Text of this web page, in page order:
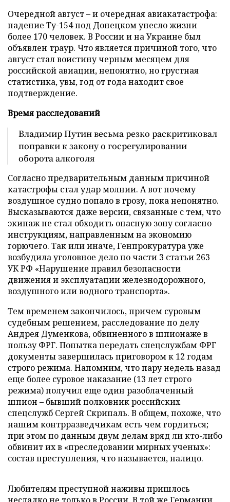
Очередной август – и очередная авиакатастрофа:
падение Ту-154 под Донецком унесло жизни
более 170 человек. В России и на Украине был
объявлен траур. Что является причиной того, что
август стал воистину черным месяцем для
российской авиации, непонятно, но грустная
статистика, увы, год от года находит свое
подтверждение.
Время расследований
Владимир Путин весьма резко раскритиковал
поправки к закону о госрегулировании
оборота алкоголя
Согласно предварительным данным причиной
катастрофы стал удар молнии. А вот почему
воздушное судно попало в грозу, пока непонятно.
Высказываются даже версии, связанные с тем, что
экипаж не стал обходить опасную зону согласно
инструкциям, направленным на экономию
горючего. Так или иначе, Генпрокуратура уже
возбудила уголовное дело по части 3 статьи 263
УК РФ «Нарушение правил безопасности
движения и эксплуатации железнодорожного,
воздушного или водного транспорта».
Тем временем закончилось, причем суровым
судебным решением, расследование по делу
Андрея Думенкова, обвиненного в шпионаже в
пользу ФРГ. Попытка передать спецслужбам ФРГ
документы завершилась приговором к 12 годам
строго режима. Напомним, что пару недель назад
еще более суровое наказание (13 лет строго
режима) получил еще один разоблаченный
шпион – бывший полковник российских
спецслужб Сергей Скрипаль. В общем, похоже, что
нашим контрразведчикам есть чем гордиться;
при этом по данным двум делам вряд ли кто-либо
обвинит их в «преследовании мирных ученых»:
состав преступления, что называется, налицо.
Любителям преступной наживы пришлось